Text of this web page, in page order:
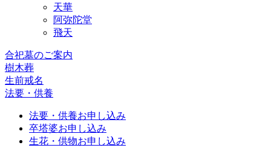
天華
阿弥陀堂
飛天
合祀墓のご案内
樹木葬
生前戒名
法要・供養
法要・供養お申し込み
卒塔婆お申し込み
生花・供物お申し込み